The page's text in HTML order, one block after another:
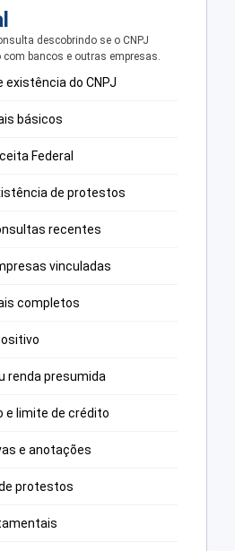
descobrindo se o CNPJ
bancos e outras empresas.
existência do CNPJ
básicos
Federal
de protestos
recentes
vinculadas
completos
renda presumida
e limite de crédito
e anotações
protestos